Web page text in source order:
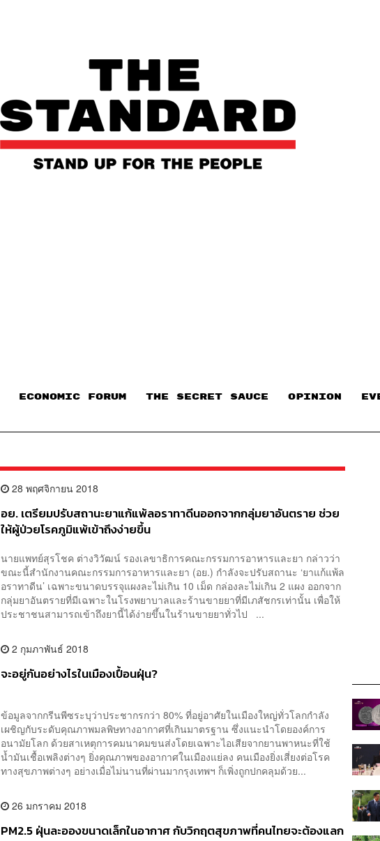
ECONOMIC FORUM THE SECRET SAUCE​ OPINION
28 พฤศจิกายน 2018
อย. เตรียมปรับสถานะยาแก้แพ้ลอราทาดีนออกจากกลุ่มยาอันตราย ช่วย
ให้ผู้ป่วยโรคภูมิแพ้เข้าถึงง่ายขึ้น
นายแพทย์สุรโชค ต่างวิวัฒน์ รองเลขาธิการคณะกรรมการอาหารและยา กล่าวว่า
ขณะนี้สำนักงานคณะกรรมการอาหารและยา (อย.) กำลังจะปรับสถานะ ‘ยาแก้แพ้ล
อราทาดีน’ เฉพาะขนาดบรรจุแผงละไม่เกิน 10 เม็ด กล่องละไม่เกิน 2 แผง ออกจาก
กลุ่มยาอันตรายที่มีเฉพาะในโรงพยาบาลและร้านขายยาที่มีเภสัชกรเท่านั้น เพื่อให้
ประชาชนสามารถเข้าถึงยานี้ได้ง่ายขึ้นในร้านขายยาทั่วไป ...
2 กุมภาพันธ์ 2018
จะอยู่กันอย่างไรในเมืองเปื้อนฝุ่น?
ข้อมูลจากกรีนพีซระบุว่าประชากรกว่า 80% ที่อยู่อาศัยในเมืองใหญ่ทั่วโลกกำลัง
เผชิญกับระดับคุณภาพมลพิษทางอากาศที่เกินมาตรฐาน ซึ่งแนะนำโดยองค์การ
อนามัยโลก ด้วยสาเหตุการคมนาคมขนส่งโดยเฉพาะไอเสียจากยานพาหนะที่ใช้
น้ำมันเชื้อเพลิงต่างๆ ยิ่งคุณภาพของอากาศในเมืองแย่ลง คนเมืองยิ่งเสี่ยงต่อโรค
ทางสุขภาพต่างๆ อย่างเมื่อไม่นานที่ผ่านมากรุงเทพฯ ก็เพิ่งถูกปกคลุมด้วย...
26 มกราคม 2018
PM2.5 ฝุ่นละอองขนาดเล็กในอากาศ กับวิกฤตสุขภาพที่คนไทยจะต้องแลก